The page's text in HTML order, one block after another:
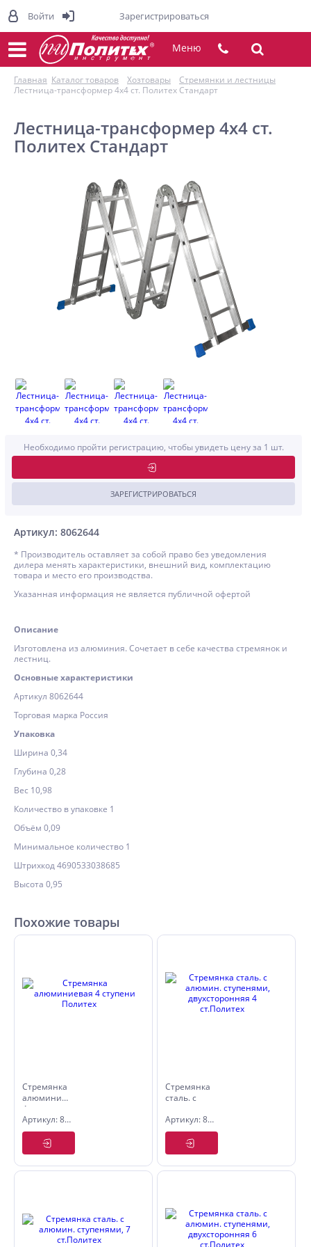
Меню
Главная Каталог товаров Хозтовары
Стремянки и лестницы
Лестница-трансформер 4х4 ст. Политех Стандарт
Лестница-трансформер 4х4 ст.
Политех Стандарт
Артикул: 8062644
Необходимо пройти регистрацию, чтобы увидеть цену за 1 шт.
ЗАРЕГИСТРИРОВАТЬСЯ
* Производитель оставляет за собой право без уведомления
дилера менять характеристики, внешний вид, комплектацию
товара и место его производства.
Указанная информация не является публичной офертой
Описание
Изготовлена из алюминия. Сочетает в себе качества стремянок и
лестниц.
Основные характеристики
Артикул 8062644
Торговая марка Россия
Упаковка
Ширина 0,34
Глубина 0,28
Вес 10,98
Количество в упаковке 1
Объём 0,09
Минимальное количество 1
Штрихкод 4690533038685
Высота 0,95
Похожие товары
Стремянка
алюминиевая
4 ступени
Политех
Артикул: 8060104
Стремянка
сталь. с
ступенями,
двухсторонняя
ст.Политех
Артикул: 8061004
Войти Зарегистрироваться